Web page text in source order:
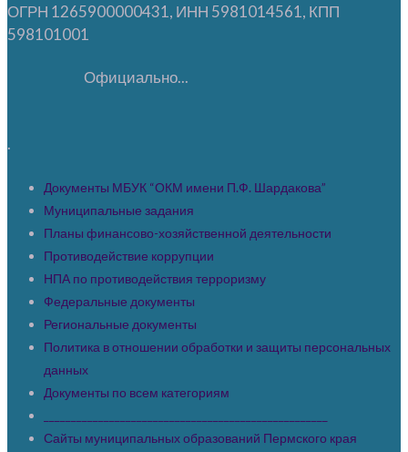
ОГРН 1265900000431, ИНН 5981014561, КПП
598101001
Официально...
.
Документы МБУК “ОКМ имени П.Ф. Шардакова”
Муниципальные задания
Планы финансово-хозяйственной деятельности
Противодействие коррупции
НПА по противодействия терроризму
Федеральные документы
Региональные документы
Политика в отношении обработки и защиты персональных
данных
Документы по всем категориям
Сайты муниципальных образований Пермского края